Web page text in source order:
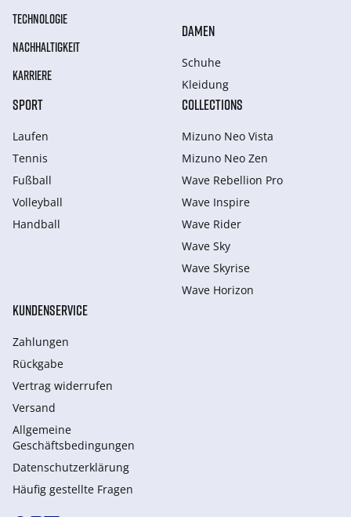
TECHNOLOGIE
NACHHALTIGKEIT
KARRIERE
DAMEN
Schuhe
Kleidung
SPORT
Laufen
Tennis
Fußball
Volleyball
Handball
COLLECTIONS
Mizuno Neo Vista
Mizuno Neo Zen
Wave Rebellion Pro
Wave Inspire
Wave Rider
Wave Sky
Wave Skyrise
Wave Horizon
KUNDENSERVICE
Zahlungen
Rückgabe
Vertrag widerrufen
Versand
Allgemeine
Geschäftsbedingungen
Datenschutzerklärung
Häufig gestellte Fragen